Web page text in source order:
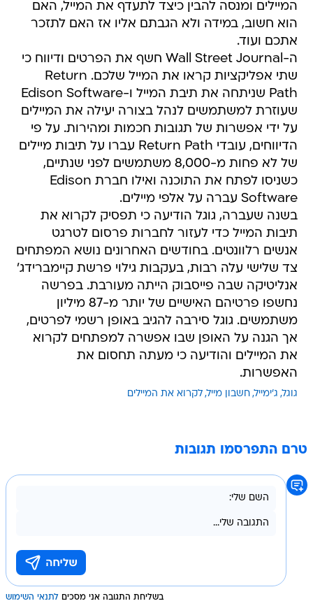
המיילים ומנסה להבין כיצד לתעדף את המייל, האם
הוא חשוב, במידה ולא הגבתם אליו אז האם לתזכר
אתכם ועוד.
ה-Wall Street Journal חשף את הפרטים ודיווח כי
שתי אפליקציות קראו את המייל שלכם. Return
Path שניתחה את תיבת המייל ו-Edison Software
שעוזרת למשתמשים לנהל בצורה יעילה את המיילים
על ידי אפשרות של תגובות חכמות ומהירות. על פי
הדיווחים, עובדי Return Path עברו על תיבות מיילים
של לא פחות מ-8,000 משתמשים לפני שנתיים,
כשניסו לפתח את התוכנה ואילו חברת Edison
Software עברה על אלפי מיילים.
בשנה שעברה, גוגל הודיעה כי תפסיק לקרוא את
תיבות המייל כדי לעזור לחברות פרסום לטרגט
אנשים רלוונטים. בחודשים האחרונים נושא המפתחים
צד שלישי עלה רבות, בעקבות גילוי פרשת קיימברידג'
אנליטיקה שבה פייסבוק הייתה מעורבת. בפרשה
נחשפו פרטיהם האישיים של יותר מ-87 מיליון
משתמשים. גוגל סירבה להגיב באופן רשמי לפרטים,
אך הגנה על האופן שבו אפשרה למפתחים לקרוא
את המיילים והודיעה כי מעתה תחסום את
האפשרות.
גוגל ג'ימייל חשבון מייל לקרוא את המיילים
טרם התפרסמו תגובות
בשליחת התגובה אני מסכים לתנאי השימוש